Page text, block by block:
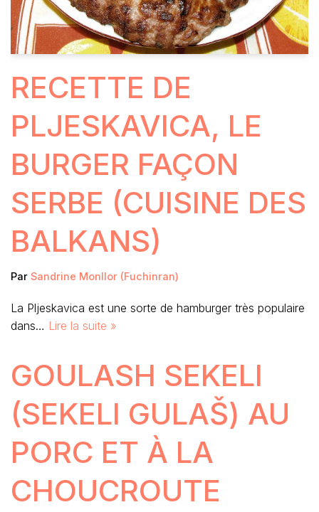
RECETTE DE
PLJESKAVICA, LE
BURGER FAÇON
SERBE (CUISINE DES
BALKANS)
Par Sandrine Monllor (Fuchinran)
La Pljeskavica est une sorte de hamburger très populaire
dans… Lire la suite »
GOULASH SEKELI
(SEKELI GULAŠ) AU
PORC ET À LA
CHOUCROUTE